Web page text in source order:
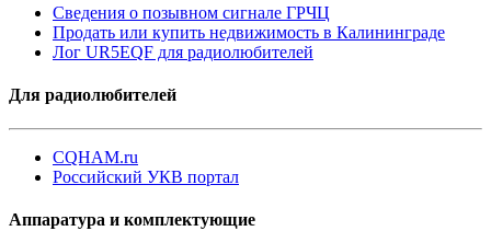
Сведения о позывном сигнале ГРЧЦ
Продать или купить недвижимость в Калининграде
Лог UR5EQF для радиолюбителей
Для радиолюбителей
CQHAM.ru
Российский УКВ портал
Аппаратура и комплектующие